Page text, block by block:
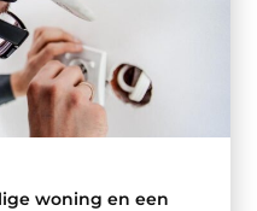
woning en een